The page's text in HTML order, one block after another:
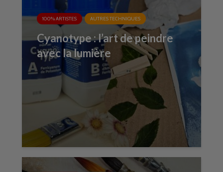
100% ARTISTES AUTRES TECHNIQUES
Cyanotype : l’art de peindre
avec la lumière